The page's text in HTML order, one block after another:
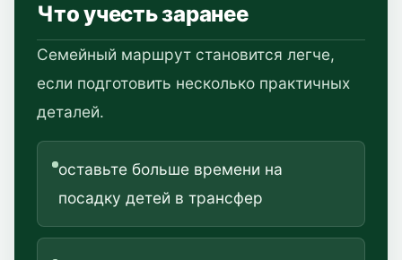
Что учесть заранее
Семейный маршрут становится легче,
если подготовить несколько практичных
деталей.
оставьте больше времени на
посадку детей в трансфер